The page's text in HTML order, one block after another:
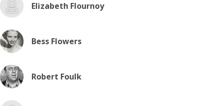
Elizabeth Flournoy
Bess Flowers
Robert Foulk